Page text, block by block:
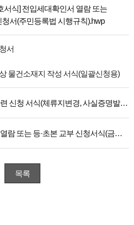
서식] 전입세대확인서 열람 또는
청서(주민등록법 시행규칙).hwp
서
물건소재지 작성 서식(일괄신청용)
외국인 관련 신청 서식(체류지변경, 사실증명발급 등)
주민등록 열람 또는 등·초본 교부 신청서식(금융회사 등 이해관계인 신청용)
목록